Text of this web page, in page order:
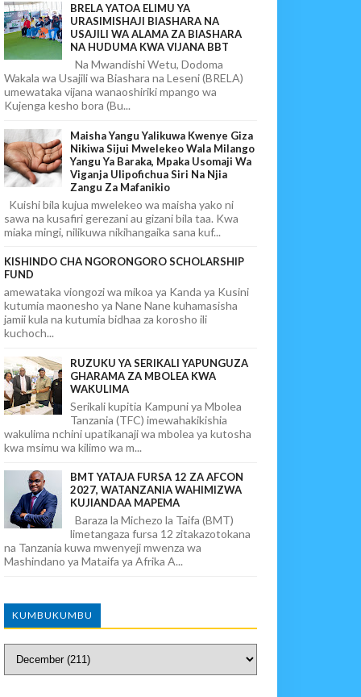
BRELA YATOA ELIMU YA
URASIMISHAJI BIASHARA NA
USAJILI WA ALAMA ZA BIASHARA
NA HUDUMA KWA VIJANA BBT
Na Mwandishi Wetu, Dodoma
Wakala wa Usajili wa Biashara na Leseni (BRELA)
umewataka vijana wanaoshiriki mpango wa
Kujenga kesho bora (Bu...
Maisha Yangu Yalikuwa Kwenye Giza
Nikiwa Sijui Mwelekeo Wala Milango
Yangu Ya Baraka, Mpaka Usomaji Wa
Viganja Ulipofichua Siri Na Njia
Zangu Za Mafanikio
Kuishi bila kujua mwelekeo wa maisha yako ni
sawa na kusafiri gerezani au gizani bila taa. Kwa
miaka mingi, nilikuwa nikihangaika sana kuf...
KISHINDO CHA NGORONGORO SCHOLARSHIP
FUND
amewataka viongozi wa mikoa ya Kanda ya Kusini
kutumia maonesho ya Nane Nane kuhamasisha
jamii kula na kutumia bidhaa za korosho ili
kuchoch...
RUZUKU YA SERIKALI YAPUNGUZA
GHARAMA ZA MBOLEA KWA
WAKULIMA
Serikali kupitia Kampuni ya Mbolea
Tanzania (TFC) imewahakikishia
wakulima nchini upatikanaji wa mbolea ya kutosha
kwa msimu wa kilimo wa m...
BMT YATAJA FURSA 12 ZA AFCON
2027, WATANZANIA WAHIMIZWA
KUJIANDAA MAPEMA
Baraza la Michezo la Taifa (BMT)
limetangaza fursa 12 zitakazotokana
na Tanzania kuwa mwenyeji mwenza wa
Mashindano ya Mataifa ya Afrika A...
KUMBUKUMBU